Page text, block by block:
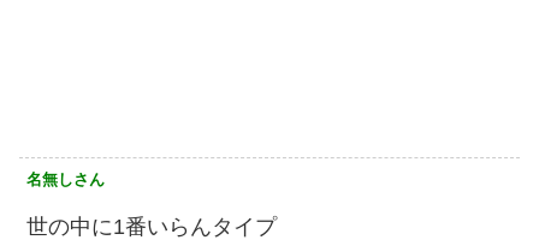
名無しさん
世の中に1番いらんタイプ